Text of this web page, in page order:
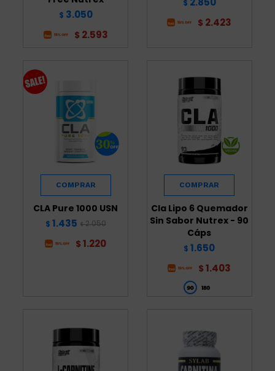
$ 3.050
$ 2.593
$
$ 2.423
CLA Pure 1000 USN
$ 1.435 $ 2.050
$ 1.220
Cla Lipo 6 Quemador
Sin Sabor Nutrex - 90
Cáps
$ 1.650
$ 1.403